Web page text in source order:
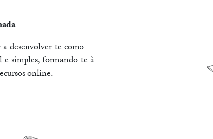
desenvolver-te como
simples, formando-te à
online.